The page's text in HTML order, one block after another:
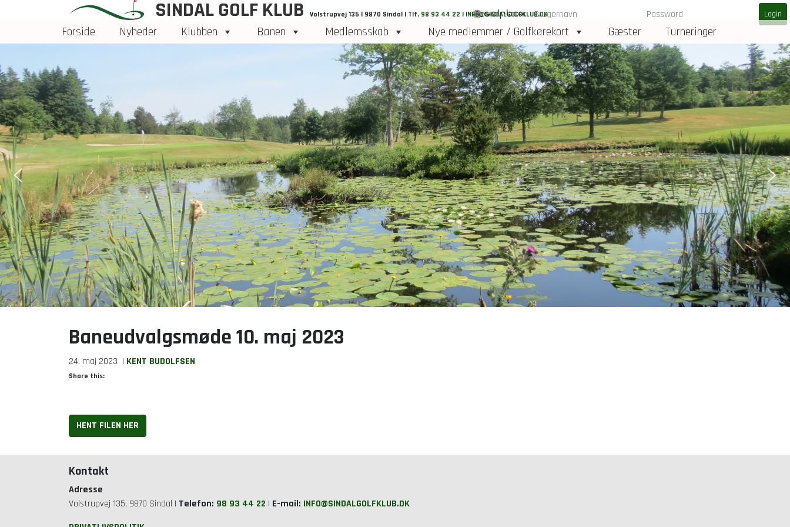
SINDAL GOLF KLUB Volstrupvej 135 | 9870 Sindal | Tlf. 98 93 44 22 | INFO@SINDALGOLFKLUB.DK
Forside Nyheder Klubben Banen Medlemsskab Nye medlemmer / Golfkørekort Gæster Turneringer
Baneudvalgsmøde 10. maj 2023
24. maj 2023 | KENT BUDOLFSEN
Share this:
HENT FILEN HER
Kontakt
Adresse
Volstrupvej 135, 9870 Sindal | Telefon: 98 93 44 22 | E-mail: INFO@SINDALGOLFKLUB.DK